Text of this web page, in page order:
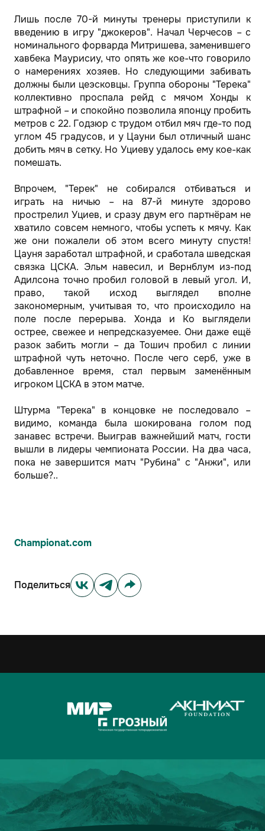
Лишь после 70-й минуты тренеры приступили к
введению в игру "джокеров". Начал Черчесов – с
номинального форварда Митришева, заменившего
хавбека Маурисиу, что опять же кое-что говорило
о намерениях хозяев. Но следующими забивать
должны были цеэсковцы. Группа обороны "Терека"
коллективно проспала рейд с мячом Хонды к
штрафной – и спокойно позволила японцу пробить
метров с 22. Годзюр с трудом отбил мяч где-то под
углом 45 градусов, и у Цауни был отличный шанс
добить мяч в сетку. Но Уциеву удалось ему кое-как
помешать.
Впрочем, "Терек" не собирался отбиваться и
играть на ничью – на 87-й минуте здорово
прострелил Уциев, и сразу двум его партнёрам не
хватило совсем немного, чтобы успеть к мячу. Как
же они пожалели об этом всего минуту спустя!
Цауня заработал штрафной, и сработала шведская
связка ЦСКА. Эльм навесил, и Вернблум из-под
Адилсона точно пробил головой в левый угол. И,
право, такой исход выглядел вполне
закономерным, учитывая то, что происходило на
поле после перерыва. Хонда и Ко выглядели
острее, свежее и непредсказуемее. Они даже ещё
разок забить могли – да Тошич пробил с линии
штрафной чуть неточно. После чего серб, уже в
добавленное время, стал первым заменённым
игроком ЦСКА в этом матче.
Штурма "Терека" в концовке не последовало –
видимо, команда была шокирована голом под
занавес встречи. Выиграв важнейший матч, гости
вышли в лидеры чемпионата России. На два часа,
пока не завершится матч "Рубина" с "Анжи", или
больше?..
Championat.com
Поделиться